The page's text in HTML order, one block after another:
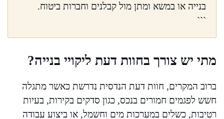
בנייה או במשא ומתן מול קבלנים וחברות ביטוח.
```
מתי יש צורך בחוות דעת ליקויי בנייה?
ברוב המקרים, חוות דעת הנדסית נדרשת כאשר מתגלה
חשש לפגמים חמורים בנכס, כגון סדקים בקירות, בעיות
רטיבות, כשלים במערכות מים וחשמל, או ביצוע עבודה